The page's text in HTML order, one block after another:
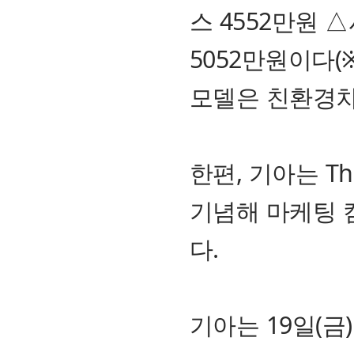
스 4552만원
5052만원이다
모델은 친환경
한편, 기아는
기념해 마케팅
다.
기아는 19일(